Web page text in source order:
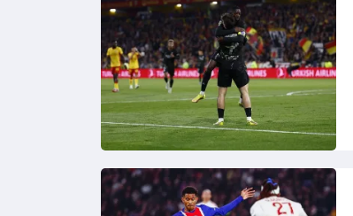
Снимка: Клубен сайт на Пари
Сен Жермен